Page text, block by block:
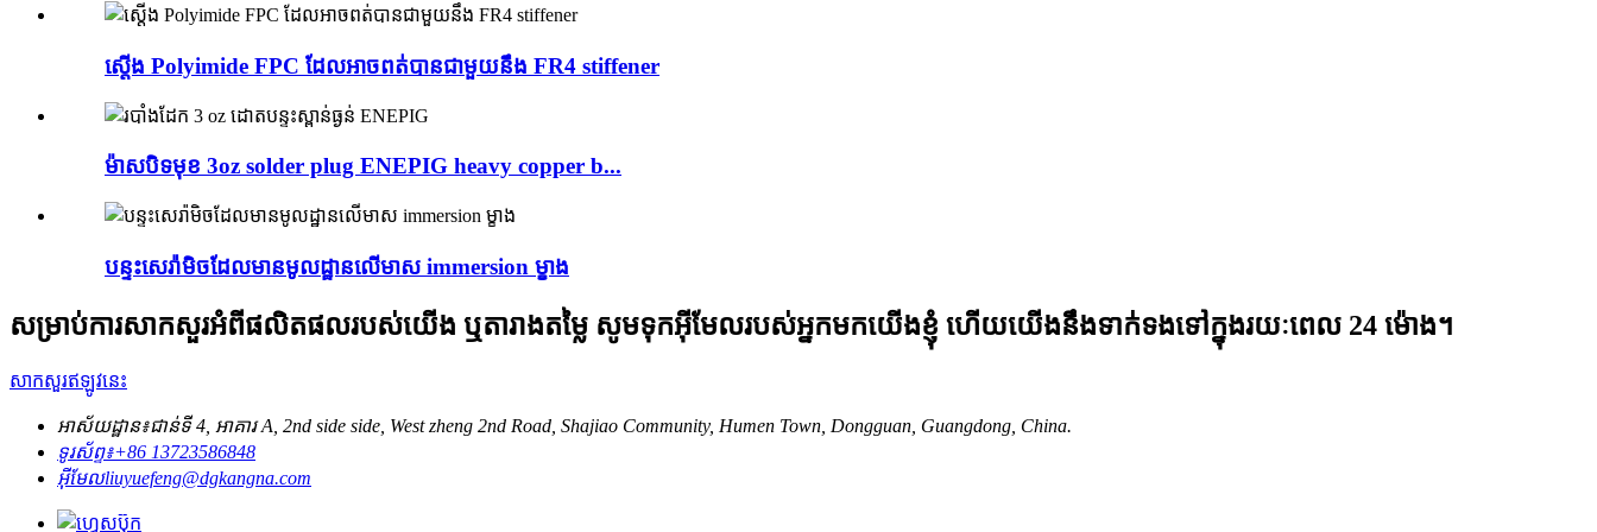
ស្តើង Polyimide FPC ដែលអាចពត់បានជាមួយនឹង FR4 stiffener
ម៉ាសបិទមុខ 3oz solder plug ENEPIG heavy copper b...
បន្ទះសេរ៉ាមិចដែលមានមូលដ្ឋានលើមាស immersion ម្ខាង
សម្រាប់ការសាកសួរអំពីផលិតផលរបស់យើង ឬតារាងតម្លៃ សូមទុកអ៊ីមែលរបស់អ្នកមកយើងខ្ញុំ ហើយយើងនឹងទាក់ទងទៅក្នុងរយៈពេល 24 ម៉ោង។
សាកសួរឥឡូវនេះ
អាស័យដ្ឋាន៖ជាន់ទី 4, អាគារ A, 2nd side side, West zheng 2nd Road, Shajiao Community, Humen Town, Dongguan, Guangdong, China.
ទូរស័ព្ទ៖+86 13723586848
អ៊ីមែលliuyuefeng@dgkangna.com